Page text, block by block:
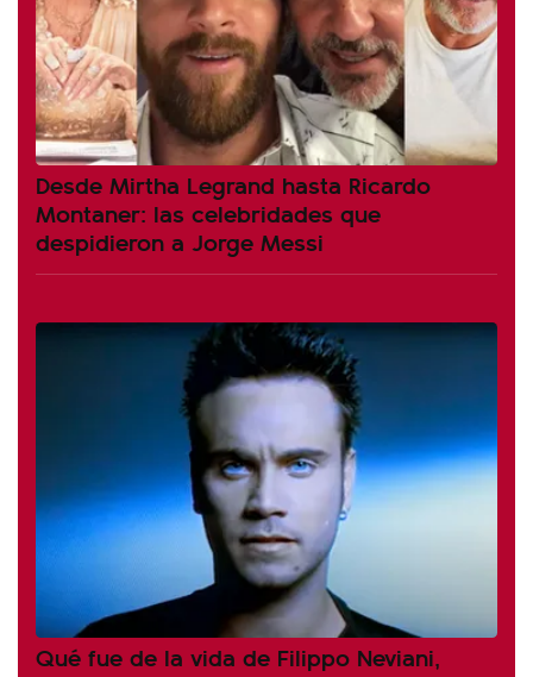
Desde Mirtha Legrand hasta Ricardo
Montaner: las celebridades que
despidieron a Jorge Messi
Qué fue de la vida de Filippo Neviani,